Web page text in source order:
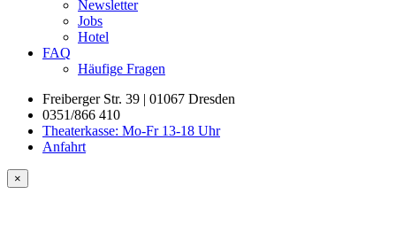
Newsletter
Jobs
Hotel
FAQ
Häufige Fragen
Freiberger Str. 39 | 01067 Dresden
0351/866 410
Theaterkasse: Mo-Fr 13-18 Uhr
Anfahrt
×